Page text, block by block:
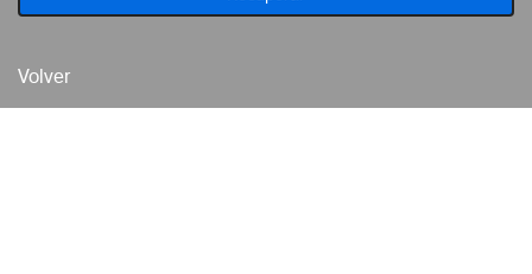
Volver